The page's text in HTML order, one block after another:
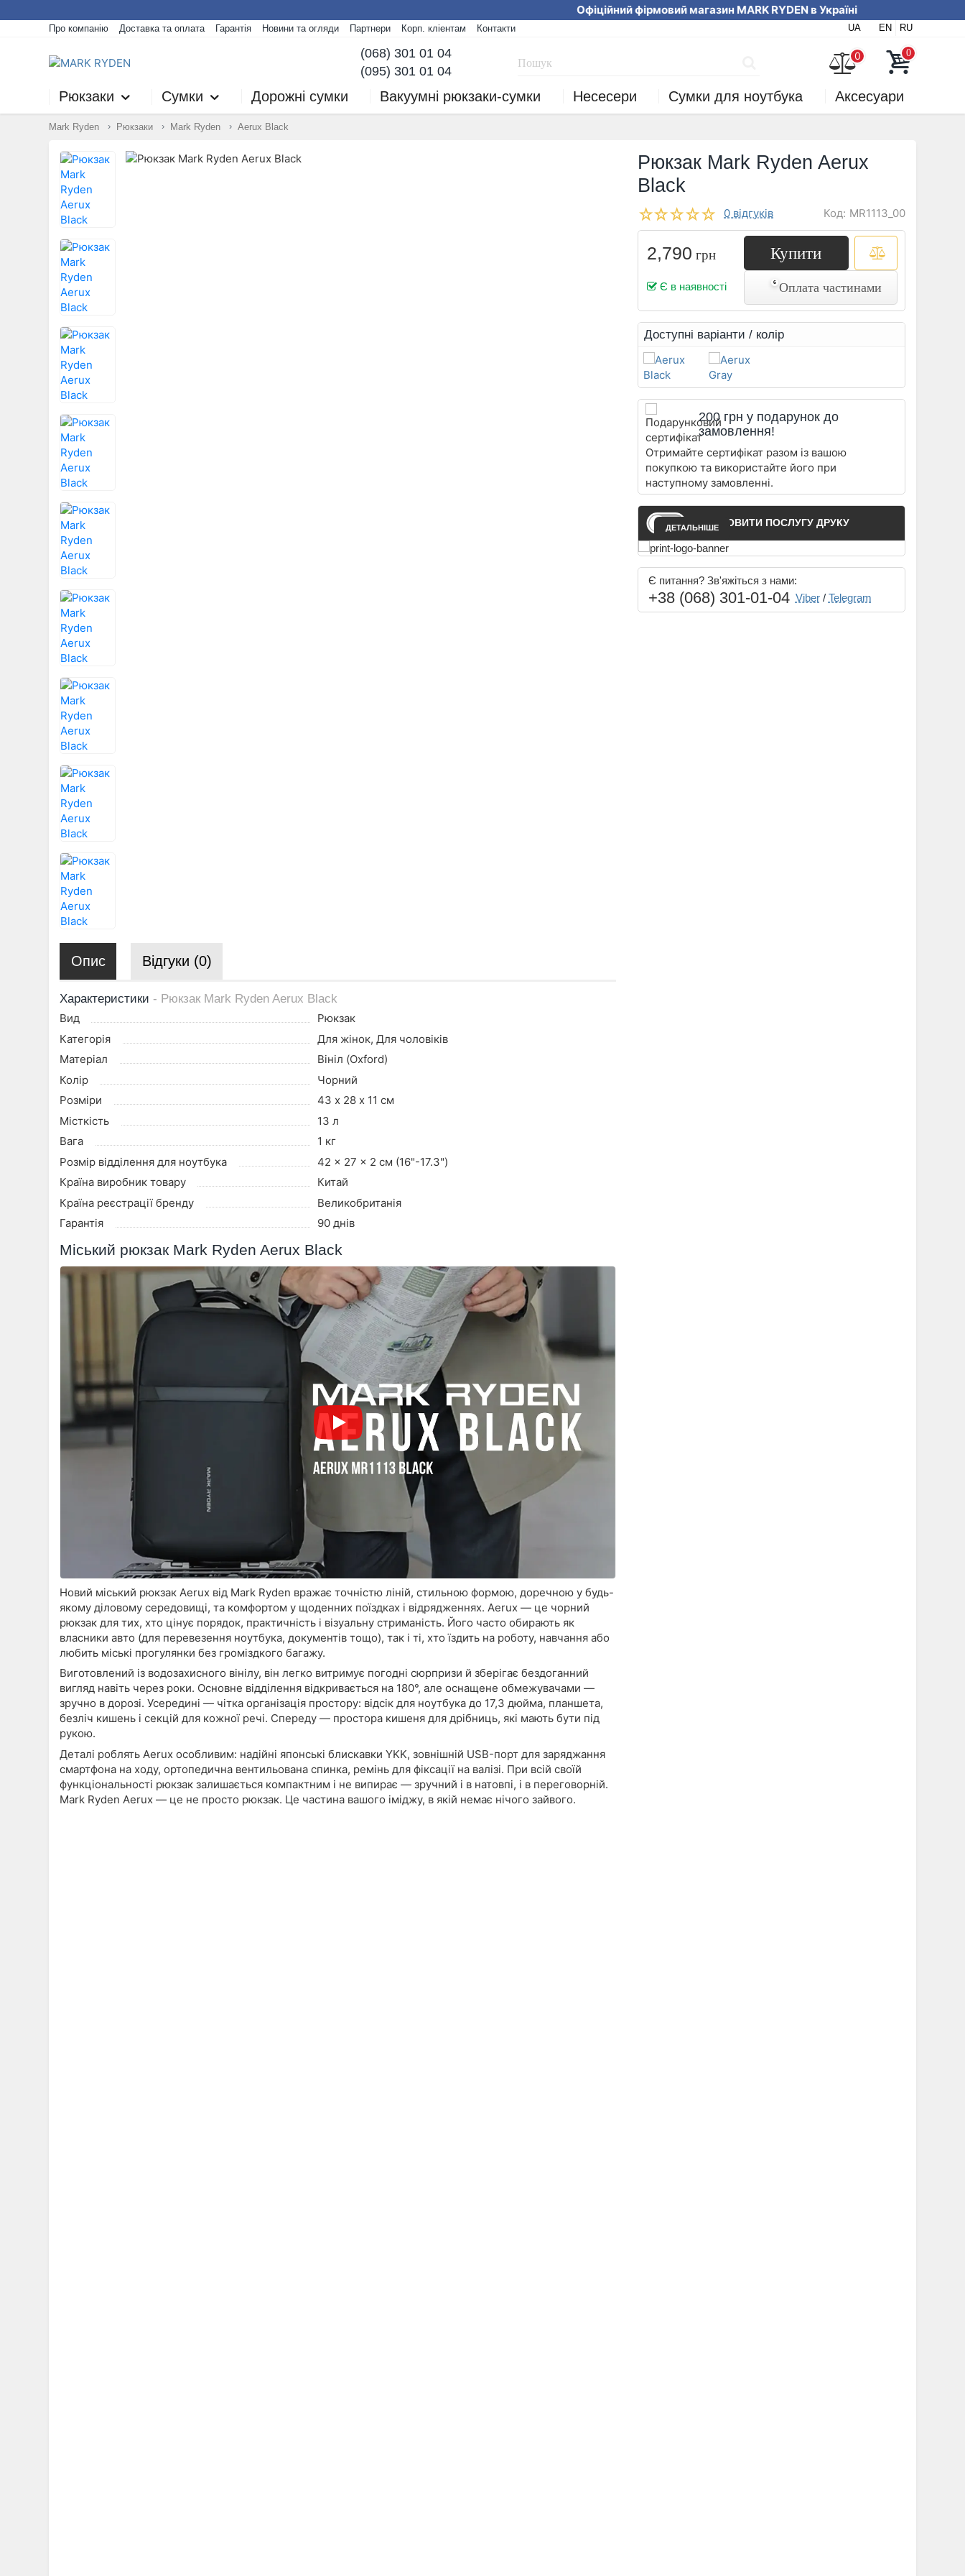
Офіційний фірмовий магазин MARK RYDEN в
Про компанію Доставка та оплата Гарантія Новини та огляди Партнери Корп. кліентам Контакти UA EN RU
(068) 301 01 04
(095) 301 01 04
0 0
Рюкзаки Сумки Дорожні сумки Вакуумні рюкзаки-сумки Несесери Сумки для ноутбука Аксесуари
Mark Ryden Рюкзаки Mark Ryden Aerux Black
Рюкзак Mark Ryden Aerux
Black
0 відгуків Код: MR1113_00
2,790 грн
Є в наявності
Купити
Оплата частинами
Доступні варіанти / колір
200 грн у подарунок до
замовлення!
Отримайте сертифікат разом із вашою
покупкою та використайте його при
наступному замовленні.
ЗАМОВИТИ ПОСЛУГУ ДРУКУ
ДЕТАЛЬНІШЕ
Є питання? Зв'яжіться з нами:
+38 (068) 301-01-04 Viber/ Telegram
Опис Відгуки (0)
Характеристики - Рюкзак Mark Ryden Aerux Black
Вид
Рюкзак
Категорія
Для жінок, Для чоловіків
Матеріал
Вініл (Oxford)
Колір
Чорний
Розміри
43 х 28 х 11 см
Місткість
13 л
Вага
1 кг
Розмір відділення для ноутбука
42 x 27 x 2 см (16"-17.3")
Країна виробник товару
Китай
Країна реєстрації бренду
Великобританія
Гарантія
90 днів
Міський рюкзак Mark Ryden Aerux Black
Новий міський рюкзак Aerux від Mark Ryden вражає точністю ліній, стильною формою, доречною у будь-
якому діловому середовищі, та комфортом у щоденних поїздках і відрядженнях. Aerux — це чорний
рюкзак для тих, хто цінує порядок, практичність і візуальну стриманість. Його часто обирають як
власники авто (для перевезення ноутбука, документів тощо), так і ті, хто їздить на роботу, навчання або
любить міські прогулянки без громіздкого багажу.
Виготовлений із водозахисного вінілу, він легко витримує погодні сюрпризи й зберігає бездоганний
вигляд навіть через роки. Основне відділення відкривається на 180°, але оснащене обмежувачами —
зручно в дорозі. Усередині — чітка організація простору: відсік для ноутбука до 17,3 дюйма, планшета,
безліч кишень і секцій для кожної речі. Спереду — простора кишеня для дрібниць, які мають бути під
рукою.
Деталі роблять Aerux особливим: надійні японські блискавки YKK, зовнішній USB-порт для заряджання
смартфона на ходу, ортопедична вентильована спинка, ремінь для фіксації на валізі. При всій своїй
функціональності рюкзак залишається компактним і не випирає — зручний і в натовпі, і в переговорній.
Mark Ryden Aerux — це не просто рюкзак. Це частина вашого іміджу, в якій немає нічого зайвого.